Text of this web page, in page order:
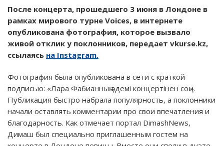
После концерта, прошедшего 3 июня в Лондоне в
рамках мирового турне Voices, в интернете
опубликована фотография, которое вызвало
живой отклик у поклонников, передает vkurse.kz,
ссылаясь на Instagram.
Фотография была опубликована в сети с краткой
подписью: «Лара Фабианның әдемі концертінен соң.».
Публикация быстро набрала популярность, а поклонники
начали оставлять комментарии про свои впечатления и
благодарность. Как отмечает портал DimashNews,
Димаш был специально приглашенным гостем на